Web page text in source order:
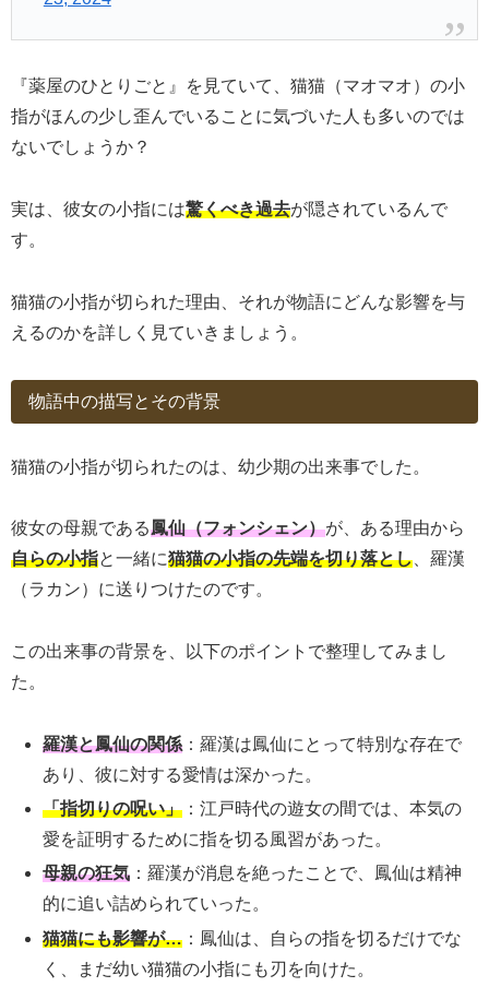
『薬屋のひとりごと』を見ていて、猫猫（マオマオ）の小
指がほんの少し歪んでいることに気づいた人も多いのでは
ないでしょうか？
実は、彼女の小指には驚くべき過去が隠されているんで
す。
猫猫の小指が切られた理由、それが物語にどんな影響を与
えるのかを詳しく見ていきましょう。
物語中の描写とその背景
猫猫の小指が切られたのは、幼少期の出来事でした。
彼女の母親である鳳仙（フォンシェン）が、ある理由から
自らの小指と一緒に猫猫の小指の先端を切り落とし、羅漢
（ラカン）に送りつけたのです。
この出来事の背景を、以下のポイントで整理してみまし
た。
羅漢と鳳仙の関係 ：羅漢は鳳仙にとって特別な存在で
あり、彼に対する愛情は深かった。
「指切りの呪い」 ：江戸時代の遊女の間では、本気の
愛を証明するために指を切る風習があった。
母親の狂気 ：羅漢が消息を絶ったことで、鳳仙は精神
的に追い詰められていった。
猫猫にも影響が… ：鳳仙は、自らの指を切るだけでな
く、まだ幼い猫猫の小指にも刃を向けた。